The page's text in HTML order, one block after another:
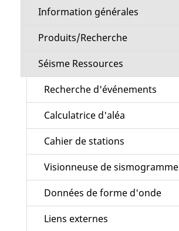
Information générales
Produits/Recherche
Séisme Ressources
Recherche d'événements
Calculatrice d'aléa
Cahier de stations
Visionneuse de sismogramme
Données de forme d'onde
Liens externes